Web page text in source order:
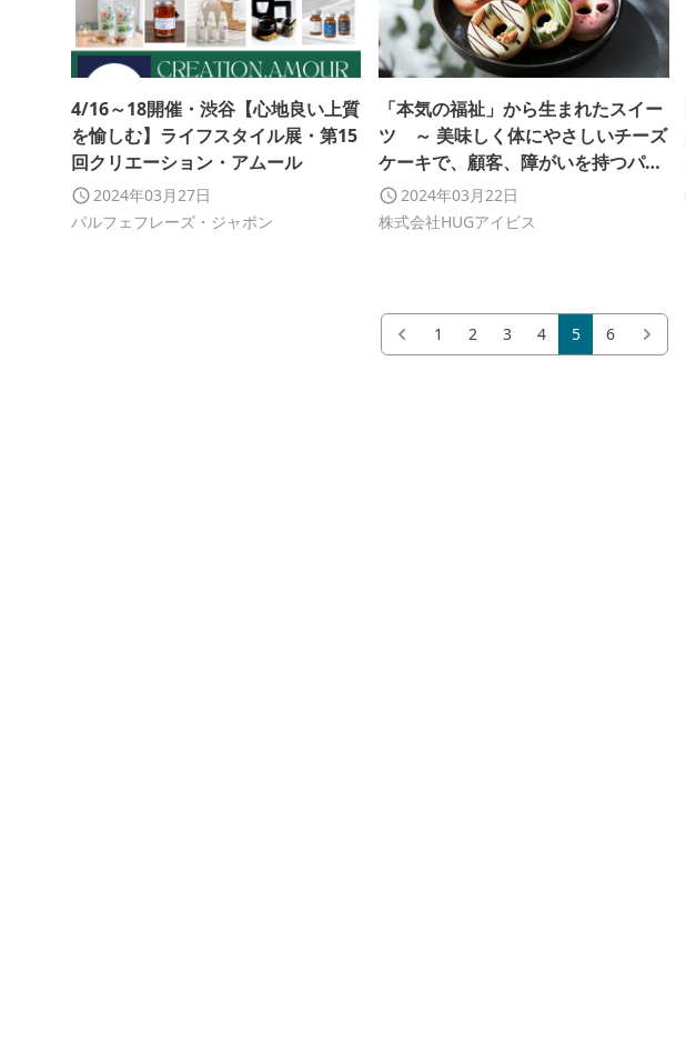
4/16～18開催・渋谷【心地良い上質
を愉しむ】ライフスタイル展・第15
回クリエーション・アムール
2024年03月27日
パルフェフレーズ・ジャポン
「本気の福祉」から生まれたスイー
ツ ～ 美味しく体にやさしいチーズ
ケーキで、顧客、障がいを持つパー
トナーさんの笑顔を循環 ～
2024年03月22日
株式会社HUGアイビス
1 2 3 4 5 6